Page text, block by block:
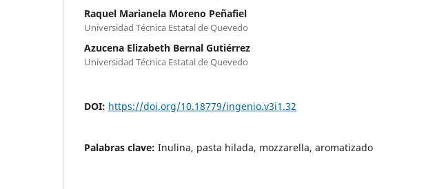
Raquel Marianela Moreno Peñafiel
Universidad Técnica Estatal de Quevedo
Azucena Elizabeth Bernal Gutiérrez
Universidad Técnica Estatal de Quevedo
DOI: https://doi.org/10.18779/ingenio.v3i1.32
Palabras clave: Inulina, pasta hilada, mozzarella, aromatizado